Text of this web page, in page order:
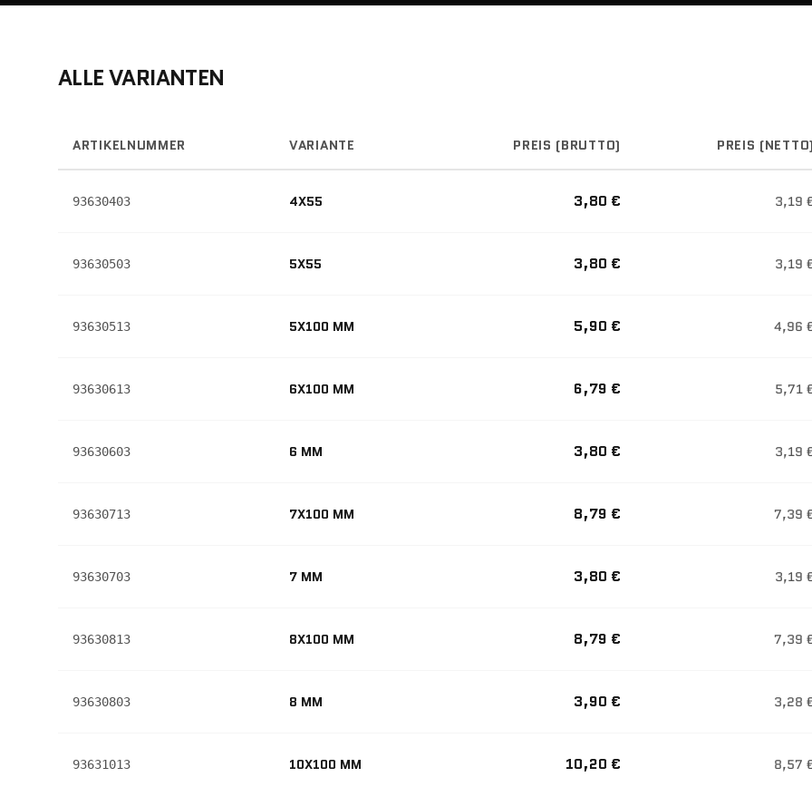
ALLE VARIANTEN
ARTIKELNUMMER VARIANTE PREIS (BRUTTO) PREIS (NETTO)
93630403 4X55 3,80 € 3,19
93630503 5X55 3,80 € 3,19
93630513 5X100 MM 5,90 € 4,96
93630613 6X100 MM 6,79 € 5,71
93630603 6 MM 3,80 € 3,19
93630713 7X100 MM 8,79 € 7,39
93630703 7 MM 3,80 € 3,19
93630813 8X100 MM 8,79 € 7,39
93630803 8 MM 3,90 € 3,28
93631013 10X100 MM 10,20 € 8,57